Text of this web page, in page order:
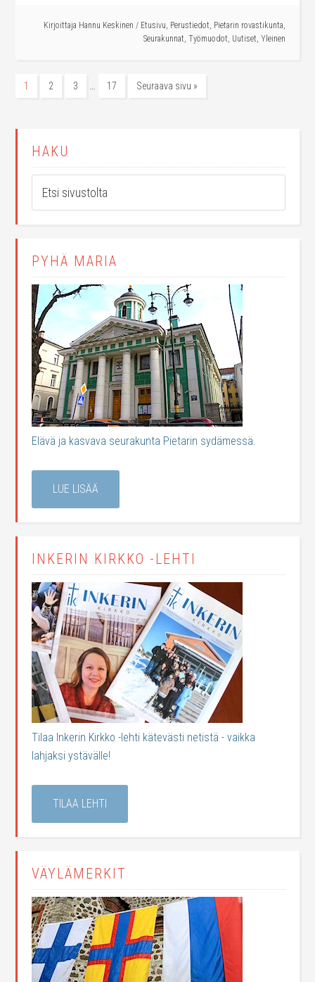
Kirjoittaja Hannu Keskinen / Etusivu, Perustiedot, Pietarin rovastikunta,
Seurakunnat, Työmuodot, Uutiset, Yleinen
1 2 3 … 17 Seuraava sivu »
HAKU
PYHÄ MARIA
Elävä ja kasvava seurakunta Pietarin sydämessä.
LUE LISÄÄ
INKERIN KIRKKO -LEHTI
Tilaa Inkerin Kirkko -lehti kätevästi netistä - vaikka
lahjaksi ystävälle!
TILAA LEHTI
VÄYLÄMERKIT